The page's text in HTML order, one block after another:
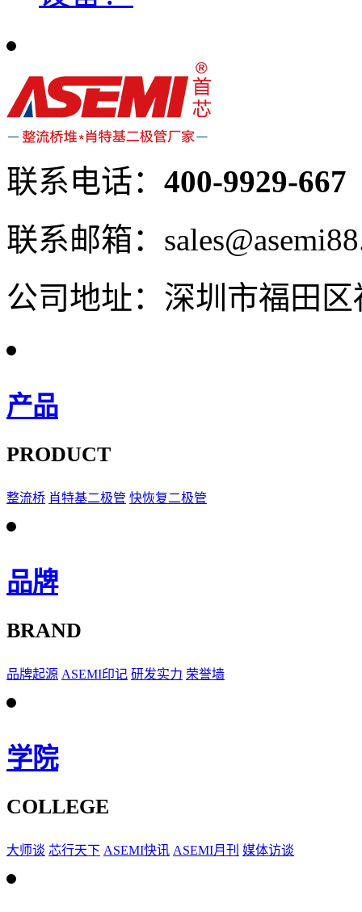
联系电话： 400-9929-667
联系邮箱：
公司地址：深圳市福田
产品
PRODUCT
整流桥 肖特基二极管 快恢复二极管
品牌
BRAND
品牌起源 ASEMI印记 研发实力 荣誉墙
学院
COLLEGE
大师谈 芯行天下 ASEMI快讯 ASEMI月刊 媒体访谈